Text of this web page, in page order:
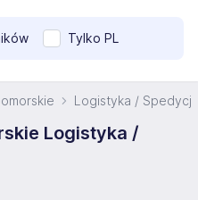
Tylko PL
Logistyka /
Logistyka /